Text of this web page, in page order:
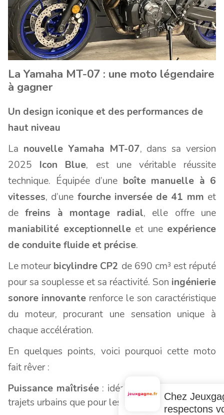
La Yamaha MT-07 : une moto légendaire
à gagner
Un design iconique et des performances de
haut niveau
La nouvelle Yamaha MT-07, dans sa version
2025 Icon Blue, est une véritable réussite
technique. Équipée d’une boîte manuelle à 6
vitesses, d’une fourche inversée de 41 mm et
defreins à montage radial, elle offre une
maniabilité exceptionnelleet une expérience
de conduite fluide et précise.
Le moteurbicylindre CP2 de 690 cm³ est réputé
pour sa souplesse et sa réactivité. Son ingénierie
sonore innovante renforce le son caractéristique
du moteur, procurant une sensation unique à
chaque accélération.
En quelques points, voici pourquoi cette moto
fait rêver :
Puissance maîtrisée: idéale aussi bien pour les
trajets urbains que pour les balades sur route.
Chez
respectons